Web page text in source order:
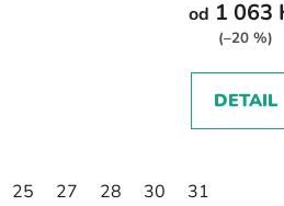
od 1 063
(–20 %)
DETAIL
25 27 28 30 31